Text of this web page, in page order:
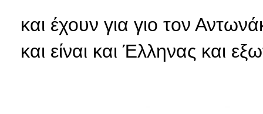
και έχουν για γιο τον
και είναι και Έλληνας και